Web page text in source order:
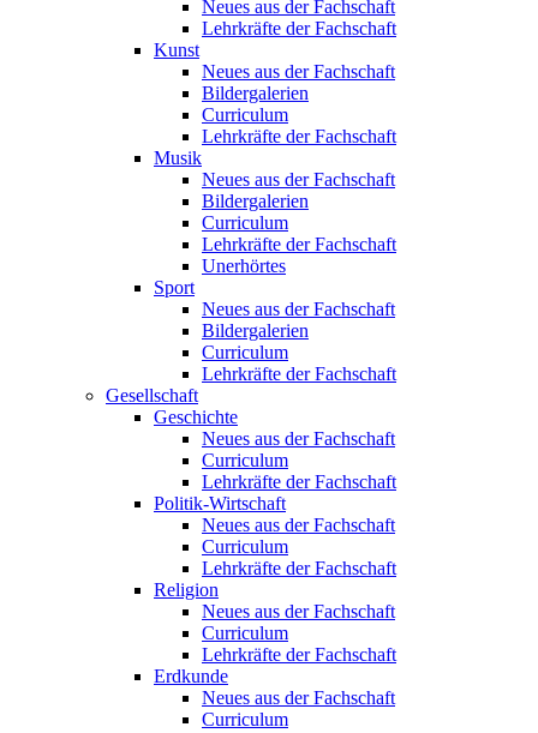
Neues aus der Fachschaft
Lehrkräfte der Fachschaft
Kunst
Neues aus der Fachschaft
Bildergalerien
Curriculum
Lehrkräfte der Fachschaft
Musik
Neues aus der Fachschaft
Bildergalerien
Curriculum
Lehrkräfte der Fachschaft
Unerhörtes
Sport
Neues aus der Fachschaft
Bildergalerien
Curriculum
Lehrkräfte der Fachschaft
Gesellschaft
Geschichte
Neues aus der Fachschaft
Curriculum
Lehrkräfte der Fachschaft
Politik-Wirtschaft
Neues aus der Fachschaft
Curriculum
Lehrkräfte der Fachschaft
Religion
Neues aus der Fachschaft
Curriculum
Lehrkräfte der Fachschaft
Erdkunde
Neues aus der Fachschaft
Curriculum